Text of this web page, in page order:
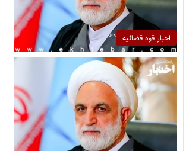
اخبار قوه قضائیه